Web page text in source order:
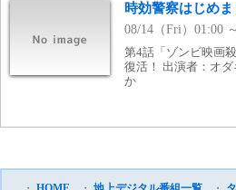
時効警察はじめ
08/14（Fri）01:00
第4話「ゾンビ映画
復活！ 出演者：オ
か